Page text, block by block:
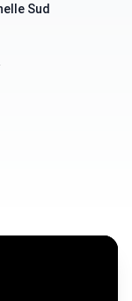
Sud